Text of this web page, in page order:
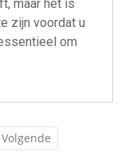
maar het is
zijn voordat u
om
Volgende